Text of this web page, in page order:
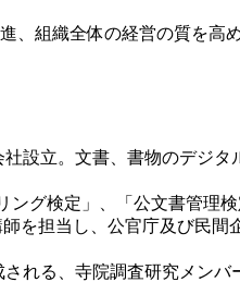
組織全体の経営の質を高
設立。文書、書物のデジ
グ検定」、「公文書管理
を担当し、公官庁及び民
れる、寺院調査研究メンバ